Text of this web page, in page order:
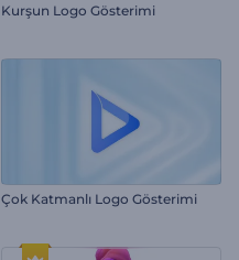
Kurşun Logo Gösterimi
Çok Katmanlı Logo Gösterimi